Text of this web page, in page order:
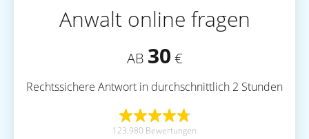
Anwalt online fragen
AB 30 €
Rechtssichere Antwort in durchschnittlich 2 Stunden
123.980 Bewertungen